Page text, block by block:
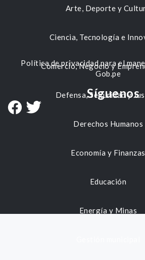
Arte, Deporte y
Ciencia, Tecnología e
Comercio, Negocio y
Defensa, Seguridad y
Derechos Humanos
Economía y Finanzas
Educación
Energía y Minas
Política de privacidad para el
Gob.pe
Síguenos